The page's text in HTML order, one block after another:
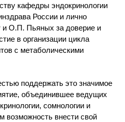
кафедры эндокринологии
России и лично
О.П. Пьяных за доверие и
в организации цикла
с метаболическими
поддержать это значимое
объединившее ведущих
сомнологии и
возможность внести свой